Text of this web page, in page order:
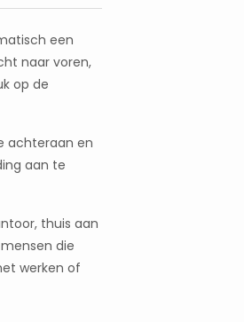
een
naar voren,
op de
achteraan en
aan te
thuis aan
die
werken of